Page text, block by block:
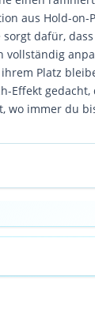
aus Hold-on-
dafür,
vollständig
Platz
Effekt
wo immer du